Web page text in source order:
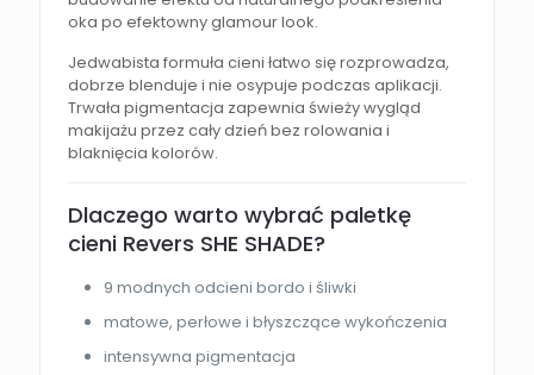
oka po efektowny glamour look.
Jedwabista formuła cieni łatwo się rozprowadza,
dobrze blenduje i nie osypuje podczas aplikacji.
Trwała pigmentacja zapewnia świeży wygląd
makijażu przez cały dzień bez rolowania i
blaknięcia kolorów.
Dlaczego warto wybrać paletkę
cieni Revers SHE SHADE?
9 modnych odcieni bordo i śliwki
matowe, perłowe i błyszczące wykończenia
intensywna pigmentacja